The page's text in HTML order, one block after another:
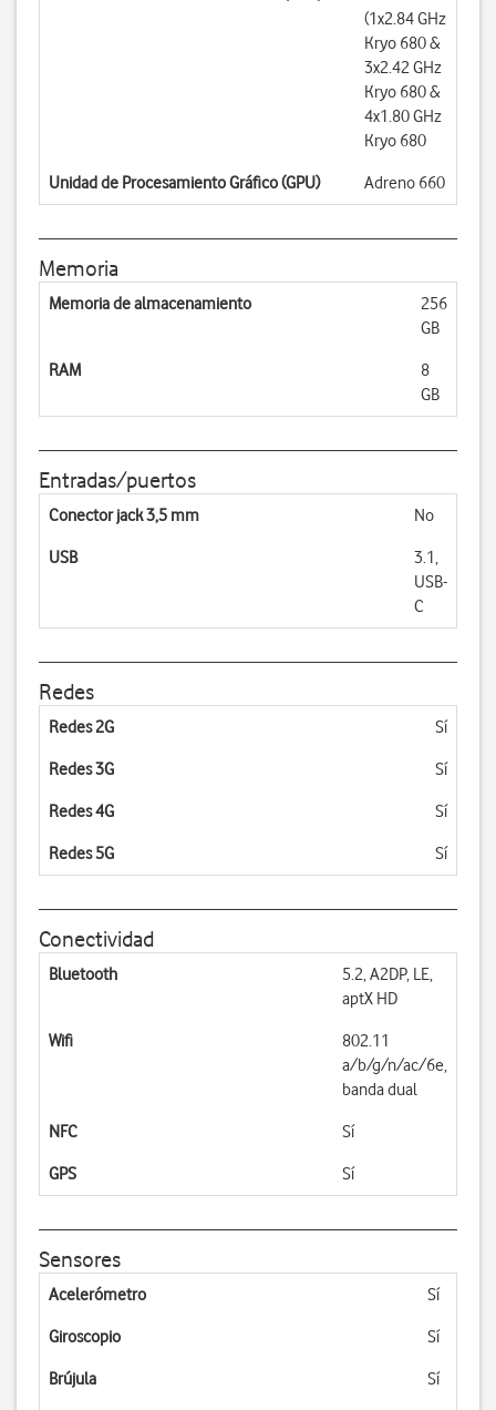
(1x2.84 GHz
Kryo 680 &
3x2.42 GHz
Kryo 680 &
4x1.80 GHz
Kryo 680
Unidad de Procesamiento Gráfico (GPU) Adreno 660
Memoria
Memoria de almacenamiento
256
GB
RAM
8
GB
Entradas/puertos
Conector jack 3,5 mm No
USB
3.1,
USB-
C
Redes
Redes 2G Sí
Redes 3G Sí
Redes 4G Sí
Redes 5G Sí
Conectividad
Bluetooth
5.2, A2DP, LE,
aptX HD
Wifi
802.11
a/b/g/n/ac/6e,
banda dual
NFC Sí
GPS Sí
Sensores
Acelerómetro Sí
Giroscopio Sí
Brújula Sí